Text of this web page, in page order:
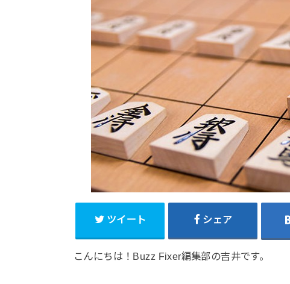
ツイート シェア
こんにちは！Buzz Fixer編集部の吉井です。